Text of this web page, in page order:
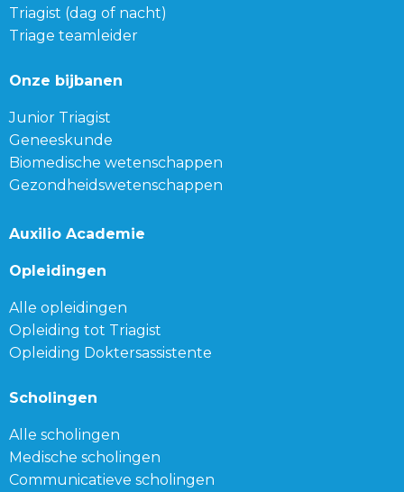
Triagist (dag of nacht)
Triage teamleider
Onze bijbanen
Junior Triagist
Geneeskunde
Biomedische wetenschappen
Gezondheidswetenschappen
Auxilio Academie
Opleidingen
Alle opleidingen
Opleiding tot Triagist
Opleiding Doktersassistente
Scholingen
Alle scholingen
Medische scholingen
Communicatieve scholingen